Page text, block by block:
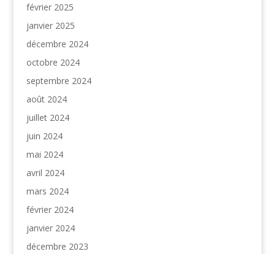
février 2025
janvier 2025
décembre 2024
octobre 2024
septembre 2024
août 2024
juillet 2024
juin 2024
mai 2024
avril 2024
mars 2024
février 2024
janvier 2024
décembre 2023